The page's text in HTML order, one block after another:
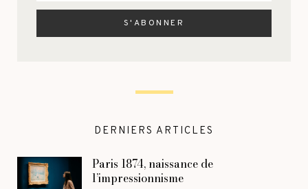
DERNIERS ARTICLES
Paris 1874, naissance de
l’impressionnisme